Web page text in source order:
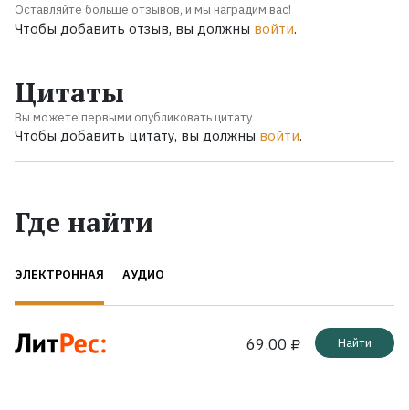
Оставляйте больше отзывов, и мы наградим вас!
Чтобы добавить отзыв, вы должны войти.
Цитаты
Вы можете первыми опубликовать цитату
Чтобы добавить цитату, вы должны войти.
Где найти
ЭЛЕКТРОННАЯ АУДИО
69.00 ₽ Найти